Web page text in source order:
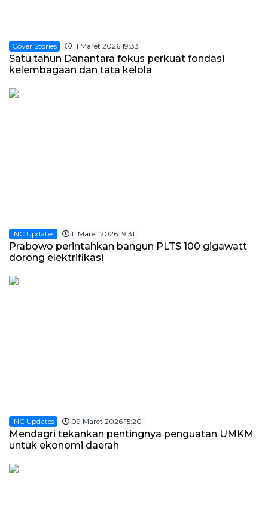
Cover Stories 11 Maret 2026 19:33
Satu tahun Danantara fokus perkuat fondasi
kelembagaan dan tata kelola
INC Updates 11 Maret 2026 19:31
Prabowo perintahkan bangun PLTS 100 gigawatt
dorong elektrifikasi
INC Updates 09 Maret 2026 15:20
Mendagri tekankan pentingnya penguatan UMKM
untuk ekonomi daerah